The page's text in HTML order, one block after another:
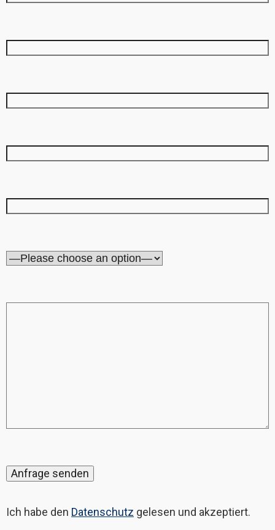
Ich habe den Datenschutz gelesen und akzeptiert.